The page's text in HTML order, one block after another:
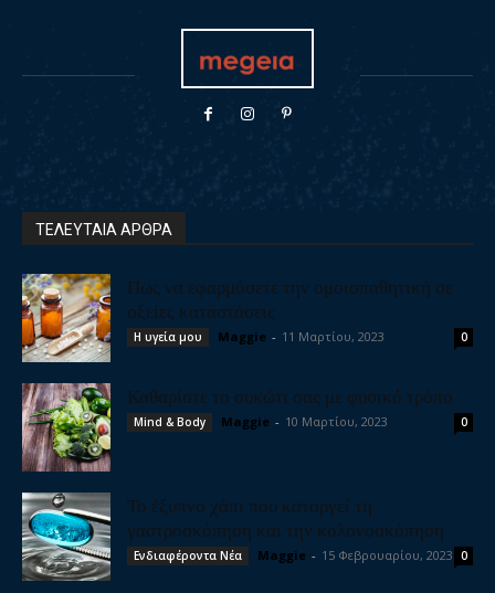
ΤΕΛΕΥΤΑΙΑ ΑΡΘΡΑ
Πως να εφαρμόσετε την ομοιοπαθητική σε
οξείες καταστάσεις
Η υγεία μου Maggie - 11 Μαρτίου, 2023 0
Καθαρίστε το συκώτι σας με φυσικό τρόπο
Mind & Body Maggie - 10 Μαρτίου, 2023 0
Το έξυπνο χάπι που καταργεί τη
γαστροσκόπηση και την κολονοσκόπηση
Ενδιαφέροντα Νέα Maggie - 15 Φεβρουαρίου, 2023 0